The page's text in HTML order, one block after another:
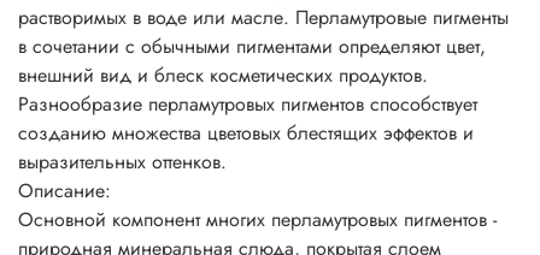
блеск. Это зависит от размеров частиц и их концентрации
в перламутровых пигментах. Использование в шампунях
перламутровых пигментов на основе слюды создает
эффект радуги, недостижимый при использовании
стеаратов. Мелкие частицы создают шелковистый и
атласный эффект и непрозрачность массы. Более крупные
частицы создают сильный блеск, искрящийся или
сверкающий эффекты. Составы получаются почти
растворимых в воде или масле. Перламутровые пигменты
в сочетании с обычными пигментами определяют цвет,
внешний вид и блеск косметических продуктов.
Разнообразие перламутровых пигментов способствует
созданию множества цветовых блестящих эффектов и
выразительных оттенков.
Описание:
Основной компонент многих перламутровых пигментов -
природная минеральная слюда, покрытая слоем